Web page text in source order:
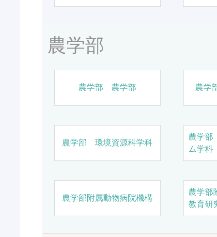
農学部
農学部 農学部 農学
農学部 環境資源科学科
農学
ム学科
農学部附属動物病院機構
農学部
教育研